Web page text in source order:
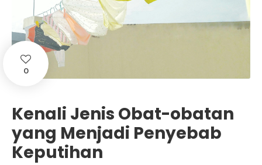
0
Kenali Jenis Obat-obatan
yang Menjadi Penyebab
Keputihan